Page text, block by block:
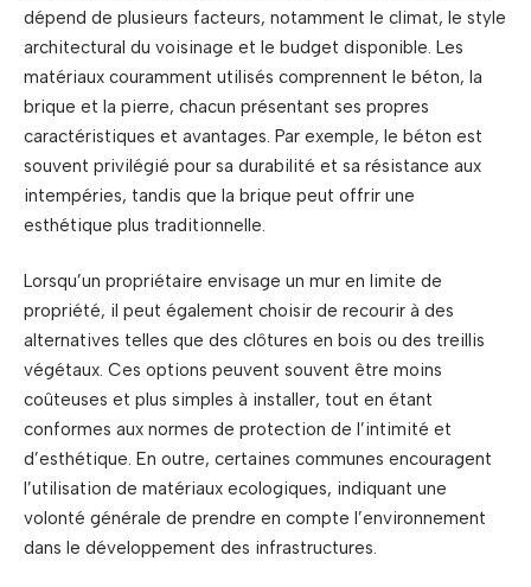
dépend de plusieurs facteurs, notamment le climat, le style
architectural du voisinage et le budget disponible. Les
matériaux couramment utilisés comprennent le béton, la
brique et la pierre, chacun présentant ses propres
caractéristiques et avantages. Par exemple, le béton est
souvent privilégié pour sa durabilité et sa résistance aux
intempéries, tandis que la brique peut offrir une
esthétique plus traditionnelle.
Lorsqu’un propriétaire envisage un mur en limite de
propriété, il peut également choisir de recourir à des
alternatives telles que des clôtures en bois ou des treillis
végétaux. Ces options peuvent souvent être moins
coûteuses et plus simples à installer, tout en étant
conformes aux normes de protection de l’intimité et
d’esthétique. En outre, certaines communes encouragent
l’utilisation de matériaux ecologiques, indiquant une
volonté générale de prendre en compte l’environnement
dans le développement des infrastructures.